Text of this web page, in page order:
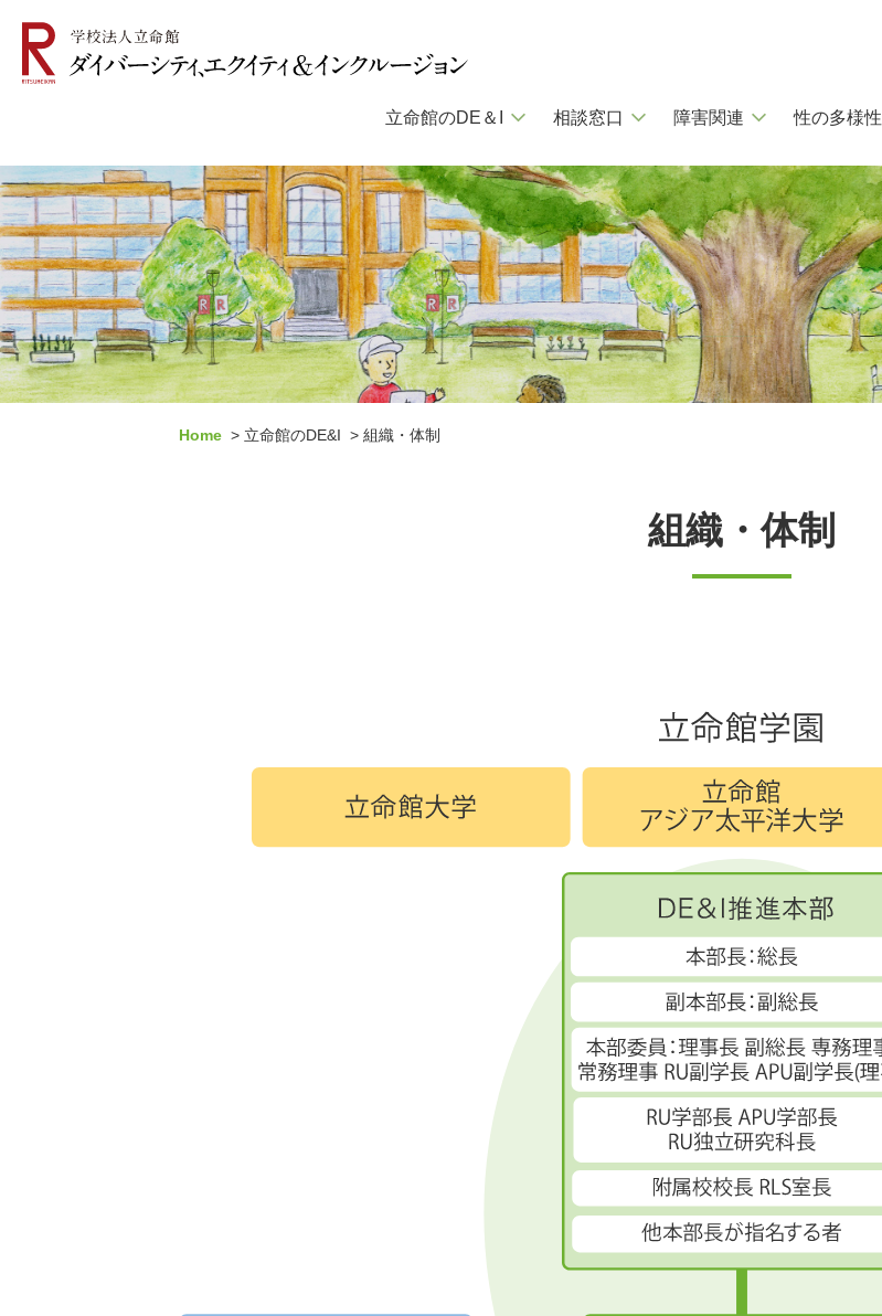
立命館のDE＆I 相談窓口 障害関連 性の多様性
Home 立命館のDE&I 組織・体制
組織・体制